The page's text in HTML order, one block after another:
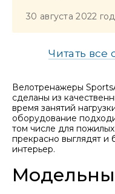
30 августа 2022
Читать все
Велотренажеры
сделаны из
время занятий
оборудование
том числе для
прекрасно выглядят и
интерьер.